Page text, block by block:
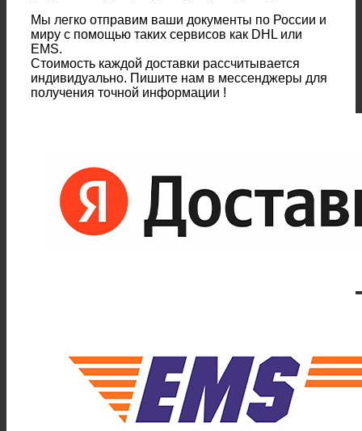
Мы легко отправим ваши документы по России и
миру с помощью таких сервисов как DHL или
EMS.
Стоимость каждой доставки рассчитывается
индивидуально. Пишите нам в мессенджеры для
получения точной информации !